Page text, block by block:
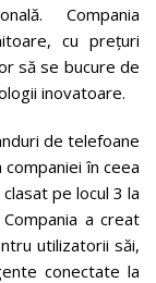
Compania
cu prețuri
să se bucure de
inovatoare.
de telefoane
în ceea
pe locul 3 la
a creat
utilizatorii săi,
conectate la